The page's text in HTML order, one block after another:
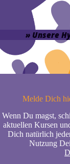
» Unsere
Melde Dich
Wenn Du magst,
aktuellen Kursen
Dich natürlich
Nutzung